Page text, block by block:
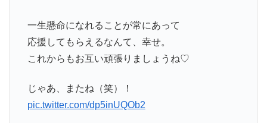
一生懸命になれることが常にあって
応援してもらえるなんて、幸せ。
これからもお互い頑張りましょうね♡
じゃあ、またね（笑）！
pic.twitter.com/dp5inUQOb2